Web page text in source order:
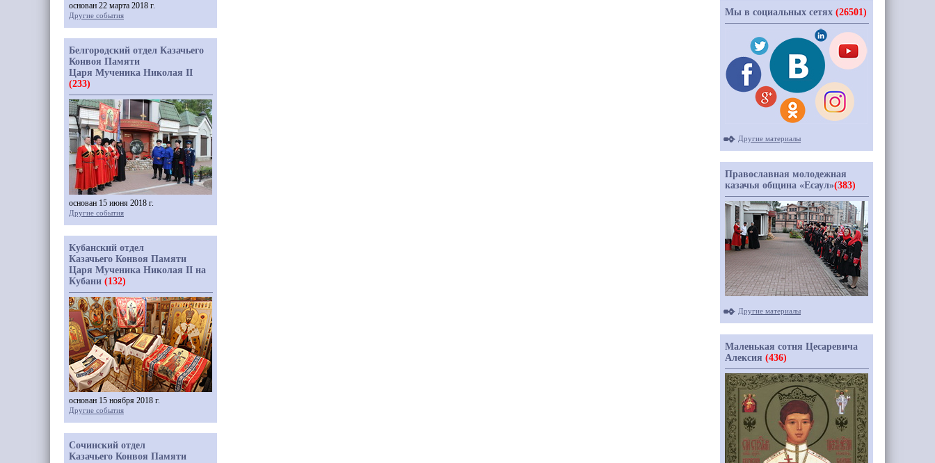
основан 22 марта 2018 г.
Другие события
Белгородский отдел Казачьего
Конвоя Памяти
Царя Мученика Николая II
(233)
основан 15 июня 2018 г.
Другие события
Кубанский отдел
Казачьего Конвоя Памяти
Царя Мученика Николая II на
Кубани (132)
основан 15 ноября 2018 г.
Другие события
Сочинский отдел
Казачьего Конвоя Памяти
Мы в социальных сетях (26501)
Другие материалы
Православная молодежная
казачья община «Есаул»(383)
Другие материалы
Маленькая сотня Цесаревича
Алексия (436)